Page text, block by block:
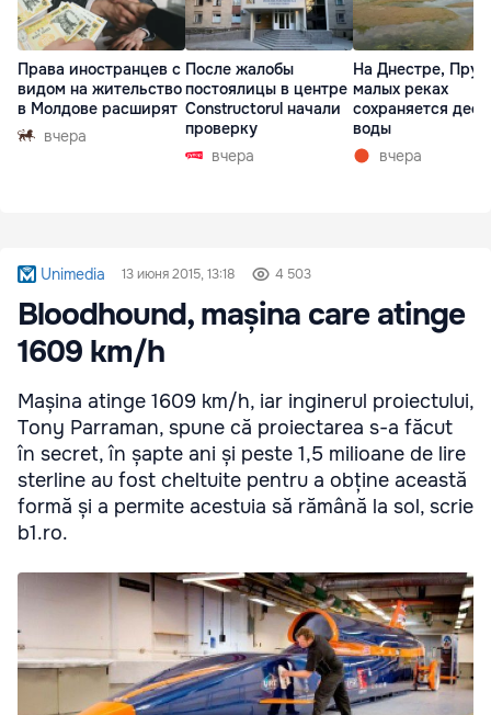
Права иностранцев с
видом на жительство
в Молдове расширят
вчера
После жалобы
постоялицы в центре
Constructorul начали
проверку
вчера
На Днестре,
малых реках
сохраняется
воды
вчера
Unimedia 13 июня 2015, 13:18 4 503
Bloodhound, mașina care atinge
1609 km/h
Mașina atinge 1609 km/h, iar inginerul proiectului,
Tony Parraman, spune că proiectarea s-a făcut
în secret, în șapte ani și peste 1,5 milioane de lire
sterline au fost cheltuite pentru a obține această
formă și a permite acestuia să rămână la sol, scrie
b1.ro.